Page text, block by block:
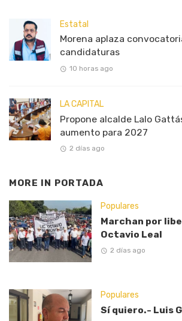
Estatal
Morena aplaza
candidaturas
10 horas ago
LA CAPITAL
Propone alcalde Lalo
aumento para 2027
2 días ago
MORE IN PORTADA
Populares
Marchan por
Octavio Leal
2 días ago
Populares
Sí quiero.- Luis